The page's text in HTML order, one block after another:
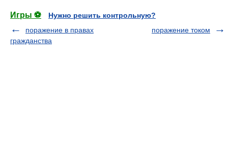
Игры ⚽
Нужно решить контрольную?
поражение в правах
гражданства
поражение током